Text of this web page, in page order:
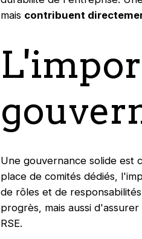
mais contribuent
Une gouvernance solide est
place de comités dédiés,
de rôles et de
progrès, mais aussi
RSE.